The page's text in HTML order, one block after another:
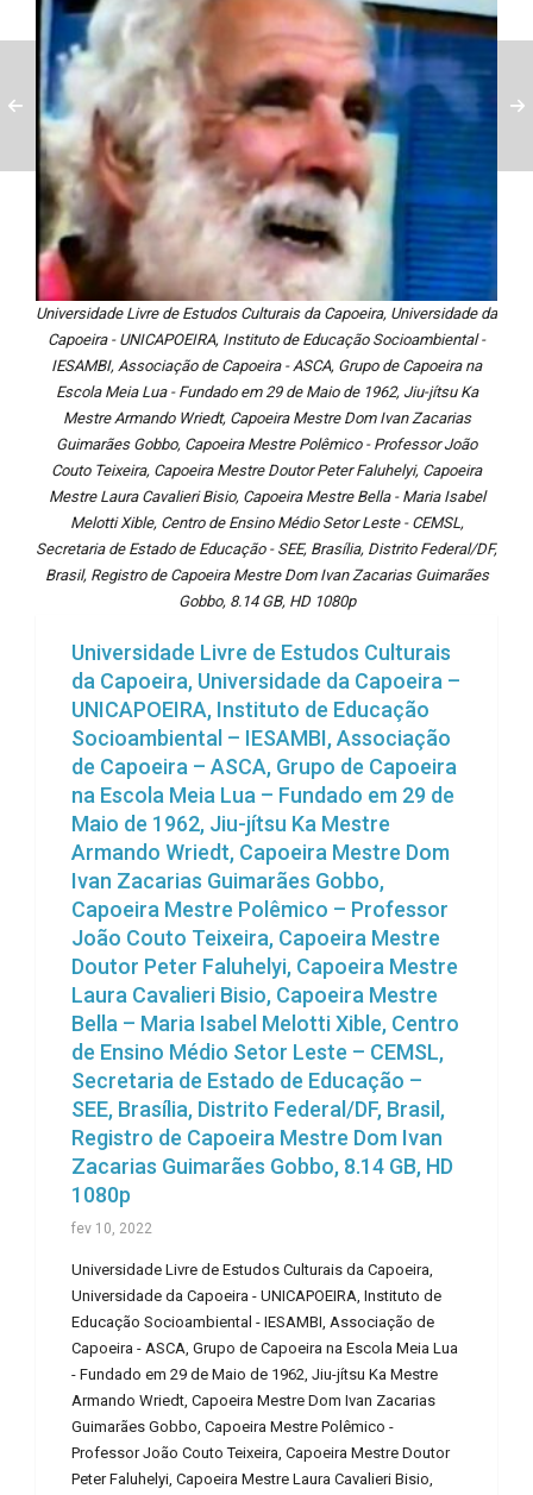
Universidade Livre de Estudos Culturais da Capoeira, Universidade da
Capoeira - UNICAPOEIRA, Instituto de Educação Socioambiental -
IESAMBI, Associação de Capoeira - ASCA, Grupo de Capoeira na
Escola Meia Lua - Fundado em 29 de Maio de 1962, Jiu-jítsu Ka
Mestre Armando Wriedt, Capoeira Mestre Dom Ivan Zacarias
Guimarães Gobbo, Capoeira Mestre Polêmico - Professor João
Couto Teixeira, Capoeira Mestre Doutor Peter Faluhelyi, Capoeira
Mestre Laura Cavalieri Bisio, Capoeira Mestre Bella - Maria Isabel
Melotti Xible, Centro de Ensino Médio Setor Leste - CEMSL,
Secretaria de Estado de Educação - SEE, Brasília, Distrito Federal/DF,
Brasil, Registro de Capoeira Mestre Dom Ivan Zacarias Guimarães
Gobbo, 8.14 GB, HD 1080p
Universidade Livre de Estudos Culturais
da Capoeira, Universidade da Capoeira –
UNICAPOEIRA, Instituto de Educação
Socioambiental – IESAMBI, Associação
de Capoeira – ASCA, Grupo de Capoeira
na Escola Meia Lua – Fundado em 29 de
Maio de 1962, Jiu-jítsu Ka Mestre
Armando Wriedt, Capoeira Mestre Dom
Ivan Zacarias Guimarães Gobbo,
Capoeira Mestre Polêmico – Professor
João Couto Teixeira, Capoeira Mestre
Doutor Peter Faluhelyi, Capoeira Mestre
Laura Cavalieri Bisio, Capoeira Mestre
Bella – Maria Isabel Melotti Xible, Centro
de Ensino Médio Setor Leste – CEMSL,
Secretaria de Estado de Educação –
SEE, Brasília, Distrito Federal/DF, Brasil,
Registro de Capoeira Mestre Dom Ivan
Zacarias Guimarães Gobbo, 8.14 GB, HD
1080p
fev 10, 2022
Universidade Livre de Estudos Culturais da Capoeira,
Universidade da Capoeira - UNICAPOEIRA, Instituto de
Educação Socioambiental - IESAMBI, Associação de
Capoeira - ASCA, Grupo de Capoeira na Escola Meia Lua
- Fundado em 29 de Maio de 1962, Jiu-jítsu Ka Mestre
Armando Wriedt, Capoeira Mestre Dom Ivan Zacarias
Guimarães Gobbo, Capoeira Mestre Polêmico -
Professor João Couto Teixeira, Capoeira Mestre Doutor
Peter Faluhelyi, Capoeira Mestre Laura Cavalieri Bisio,